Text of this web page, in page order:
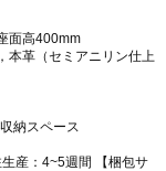
面高400mm
本革（セミアニリン仕上
納スペース
産：4~5週間 【梱包サ